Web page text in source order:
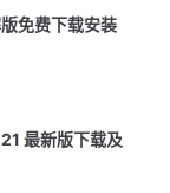
免费下载安装
最新版下载及